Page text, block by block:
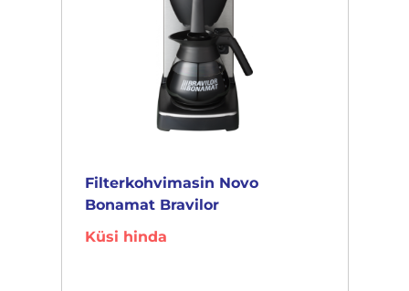
Filterkohvimasin Novo
Bonamat Bravilor
Küsi hinda